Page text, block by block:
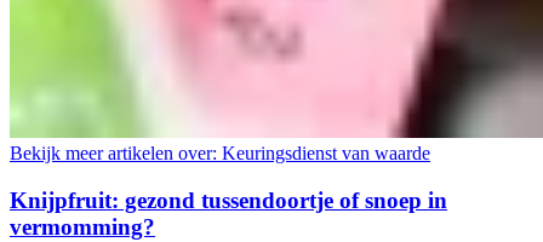
Bekijk meer artikelen over: Keuringsdienst van waarde
Knijpfruit: gezond tussendoortje of snoep in
vermomming?